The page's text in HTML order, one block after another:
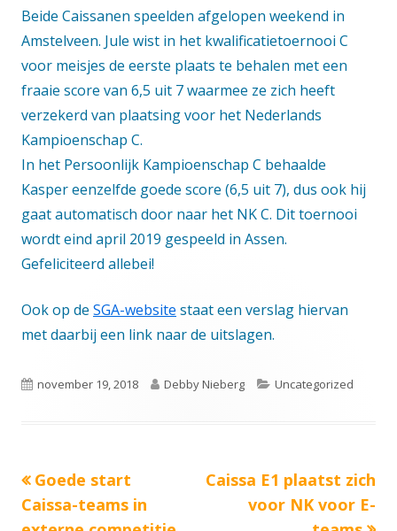
Beide Caissanen speelden afgelopen weekend in
Amstelveen. Jule wist in het kwalificatietoernooi C
voor meisjes de eerste plaats te behalen met een
fraaie score van 6,5 uit 7 waarmee ze zich heeft
verzekerd van plaatsing voor het Nederlands
Kampioenschap C.
In het Persoonlijk Kampioenschap C behaalde
Kasper eenzelfde goede score (6,5 uit 7), dus ook hij
gaat automatisch door naar het NK C. Dit toernooi
wordt eind april 2019 gespeeld in Assen.
Gefeliciteerd allebei!
Ook op de SGA-website staat een verslag hiervan
met daarbij een link naar de uitslagen.
Gepubliceerd
november 19, 2018 Auteur
Debby Nieberg Categorieën
Uncategorized
Bericht
navigatie
Vorige
bericht:
Goede start
Caissa-teams in
Volgende
bericht:
Caissa E1 plaatst zich
voor NK voor E-